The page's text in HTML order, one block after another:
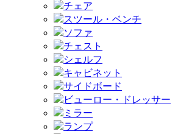
チェア
スツール・ベンチ
ソファ
チェスト
シェルフ
キャビネット
サイドボード
ビューロー・ドレッサー
ミラー
ランプ